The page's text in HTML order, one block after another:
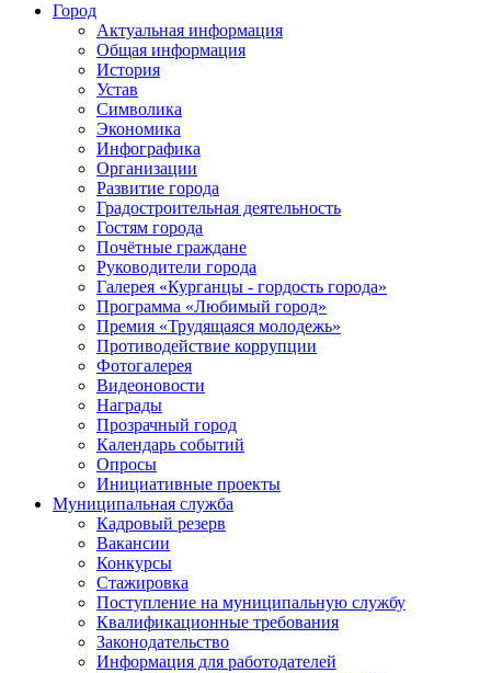
Город
Актуальная информация
Общая информация
История
Устав
Символика
Экономика
Инфографика
Организации
Развитие города
Градостроительная деятельность
Гостям города
Почётные граждане
Руководители города
Галерея «Курганцы - гордость города»
Программа «Любимый город»
Премия «Трудящаяся молодежь»
Противодействие коррупции
Фотогалерея
Видеоновости
Награды
Прозрачный город
Календарь событий
Опросы
Инициативные проекты
Муниципальная служба
Кадровый резерв
Вакансии
Конкурсы
Стажировка
Поступление на муниципальную службу
Квалификационные требования
Законодательство
Информация для работодателей